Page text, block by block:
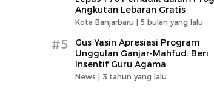
Angkutan Lebaran Gratis
Kota Banjarbaru | 5 bulan yang lalu
#5
Gus Yasin Apresiasi Program
Unggulan Ganjar-Mahfud: Beri
Insentif Guru Agama
News | 3 tahun yang lalu